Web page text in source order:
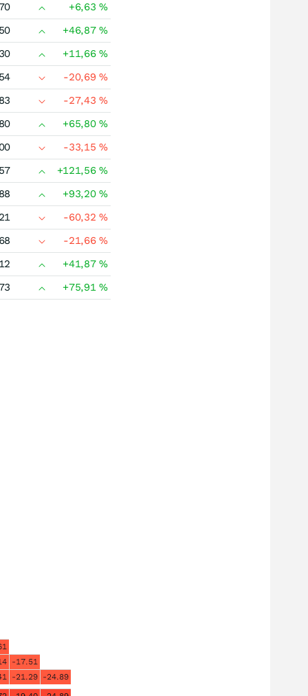
+6,63%
+46,87%
+11,66%
-20,69%
-27,43%
+65,80%
-33,15%
+121,56%
+93,20%
-60,32%
-21,66%
+41,87%
+75,91%
-17.51
-21.29 -24.89